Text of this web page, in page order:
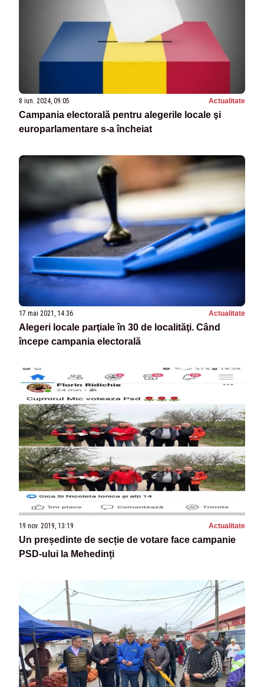
8 iun. 2024, 09:05 Actualitate
Campania electorală pentru alegerile locale şi
europarlamentare s-a încheiat
17 mai 2021, 14:36 Actualitate
Alegeri locale parţiale în 30 de localităţi. Când
începe campania electorală
19 nov. 2019, 13:19 Actualitate
Un președinte de secție de votare face campanie
PSD-ului la Mehedinți